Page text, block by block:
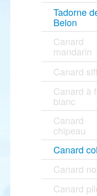
Tadorne
Belon
Canard
mandarin
Canard
Canard à
blanc
Canard
chipeau
Canard
Canard
Canard